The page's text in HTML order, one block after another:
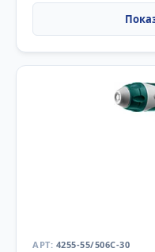
4255-55/506C-30